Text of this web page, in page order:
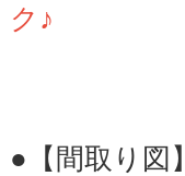
ク♪
●【間取り図】